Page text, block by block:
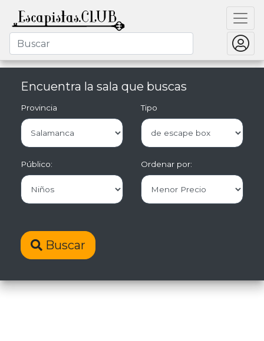
Encuentra la sala que buscas
Provincia Tipo
Público: Ordenar por:
Buscar